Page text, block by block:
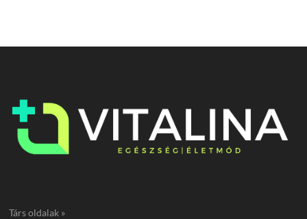
Társ oldalak »